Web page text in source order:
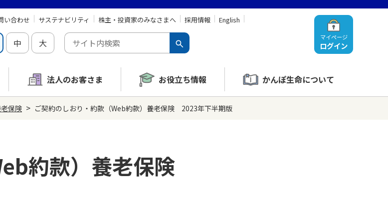
マイページ
ログイン
い合わせ サステナビリティ 株主・投資家のみなさまへ 採用情報 English
中 大
法人のお客さま お役立ち情報 かんぽ生命について
保険 > ご契約のしおり・約款（Web約款）養老保険 2023年下半期版
約款）養老保険